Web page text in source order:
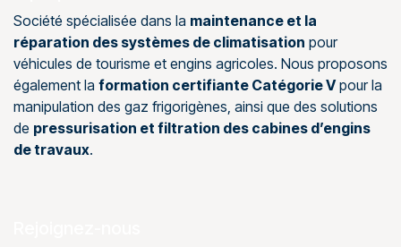
Société spécialisée dans la maintenance et la
réparation des systèmes de climatisation pour
véhicules de tourisme et engins agricoles. Nous proposons
également la formation certifiante Catégorie Vpour la
manipulation des gaz frigorigènes, ainsi que des solutions
de pressurisation et filtration des cabines d’engins
de travaux.